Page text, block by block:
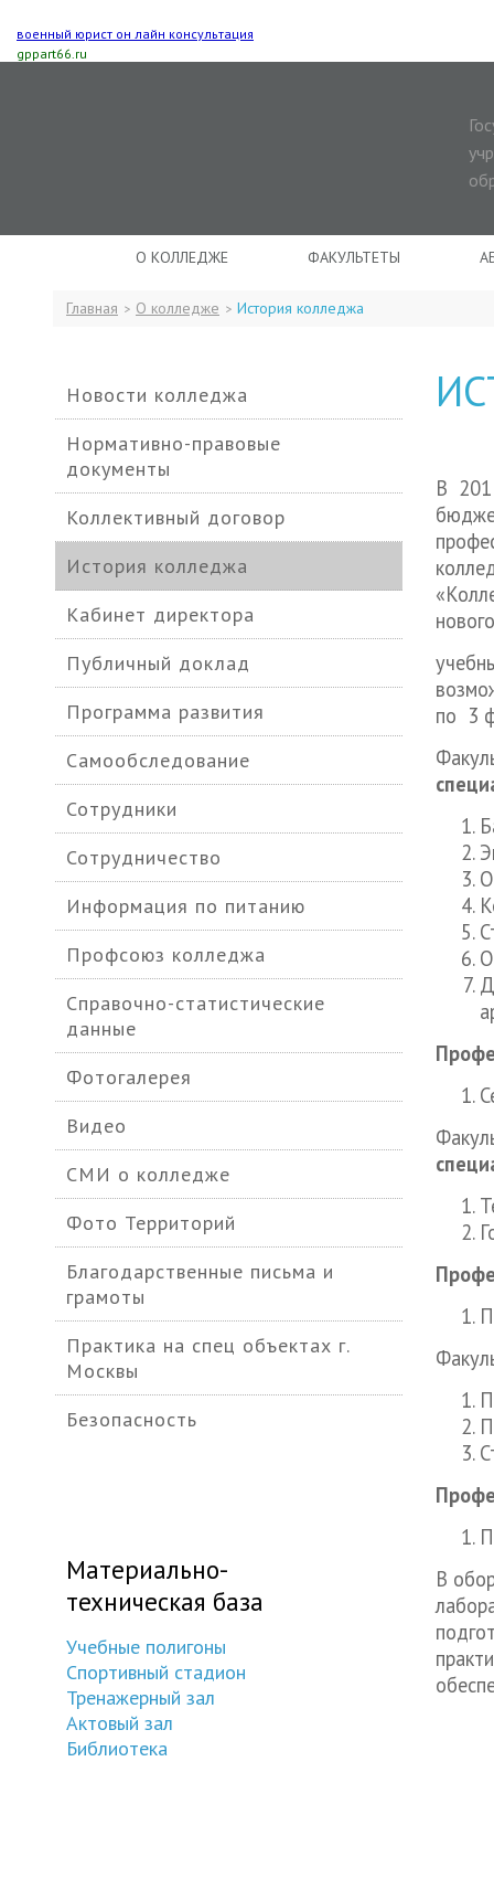
военный юрист он лайн консультация
gppart66.ru
О КОЛЛЕДЖЕ ФАКУЛЬТЕТЫ
Главная > О колледже > История колледжа
Новости колледжа
Нормативно-правовые
документы
Коллективный договор
История колледжа
Кабинет директора
Публичный доклад
Программа развития
Самообследование
Сотрудники
Сотрудничество
Информация по питанию
Профсоюз колледжа
Справочно-статистические
данные
Фотогалерея
Видео
СМИ о колледже
Фото Территорий
Благодарственные письма и
грамоты
Практика на спец объектах г.
Москвы
Безопасность
Материально-
техническая база
Учебные полигоны
Спортивный стадион
Тренажерный зал
Актовый зал
Библиотека
В
по 3
В